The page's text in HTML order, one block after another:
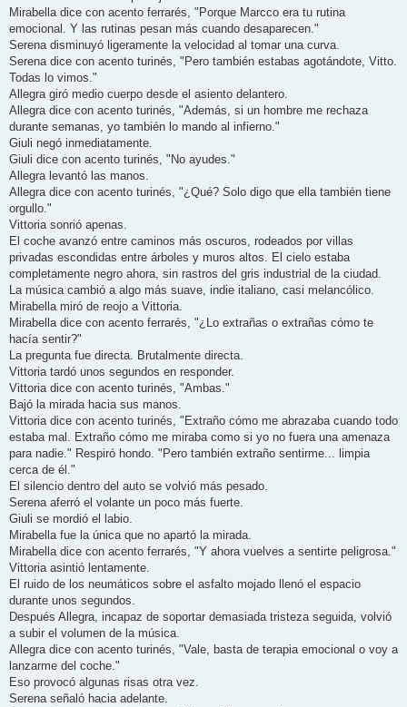
Mirabella dice con acento ferrarés, "Porque Marcco era tu rutina
emocional. Y las rutinas pesan más cuando desaparecen."
Serena disminuyó ligeramente la velocidad al tomar una curva.
Serena dice con acento turinés, "Pero también estabas agotándote, Vitto.
Todas lo vimos."
Allegra giró medio cuerpo desde el asiento delantero.
Allegra dice con acento turinés, "Además, si un hombre me rechaza
durante semanas, yo también lo mando al infierno."
Giuli negó inmediatamente.
Giuli dice con acento turinés, "No ayudes."
Allegra levantó las manos.
Allegra dice con acento turinés, "¿Qué? Solo digo que ella también tiene
orgullo."
Vittoria sonrió apenas.
El coche avanzó entre caminos más oscuros, rodeados por villas
privadas escondidas entre árboles y muros altos. El cielo estaba
completamente negro ahora, sin rastros del gris industrial de la ciudad.
La música cambió a algo más suave, indie italiano, casi melancólico.
Mirabella miró de reojo a Vittoria.
Mirabella dice con acento ferrarés, "¿Lo extrañas o extrañas cómo te
hacía sentir?"
La pregunta fue directa. Brutalmente directa.
Vittoria tardó unos segundos en responder.
Vittoria dice con acento turinés, "Ambas."
Bajó la mirada hacia sus manos.
Vittoria dice con acento turinés, "Extraño cómo me abrazaba cuando todo
estaba mal. Extraño cómo me miraba como si yo no fuera una amenaza
para nadie." Respiró hondo. "Pero también extraño sentirme... limpia
cerca de él."
El silencio dentro del auto se volvió más pesado.
Serena aferró el volante un poco más fuerte.
Giuli se mordió el labio.
Mirabella fue la única que no apartó la mirada.
Mirabella dice con acento ferrarés, "Y ahora vuelves a sentirte peligrosa."
Vittoria asintió lentamente.
El ruido de los neumáticos sobre el asfalto mojado llenó el espacio
durante unos segundos.
Después Allegra, incapaz de soportar demasiada tristeza seguida, volvió
a subir el volumen de la música.
Allegra dice con acento turinés, "Vale, basta de terapia emocional o voy a
lanzarme del coche."
Eso provocó algunas risas otra vez.
Serena señaló hacia adelante.